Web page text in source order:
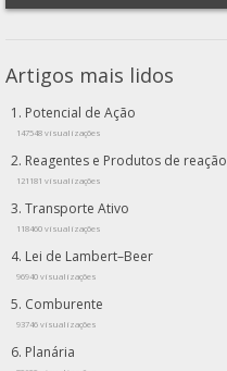
Artigos mais lidos
Potencial de Ação
147548 visualizações
Reagentes e Produtos de reação
121181 visualizações
Transporte Ativo
118460 visualizações
Lei de Lambert–Beer
96940 visualizações
Comburente
93746 visualizações
Planária